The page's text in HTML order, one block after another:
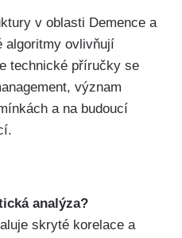
v oblasti Demence a
algoritmy ovlivňují
technické příručky se
význam
a na budoucí
analýza?
skryté korelace a